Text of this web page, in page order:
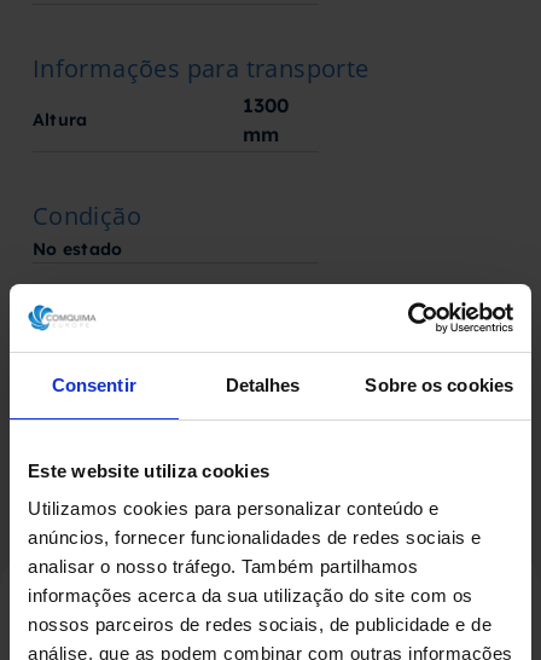
Consentir Detalhes Sobre os cookies
Este website utiliza cookies
Utilizamos cookies para personalizar conteúdo e
anúncios, fornecer funcionalidades de redes sociais e
analisar o nosso tráfego. Também partilhamos
informações acerca da sua utilização do site com os
nossos parceiros de redes sociais, de publicidade e de
análise, que as podem combinar com outras informações
Informações para transporte
Altura
1300
mm
Condição
No estado
Fabricado por
Fabricante desconhecido